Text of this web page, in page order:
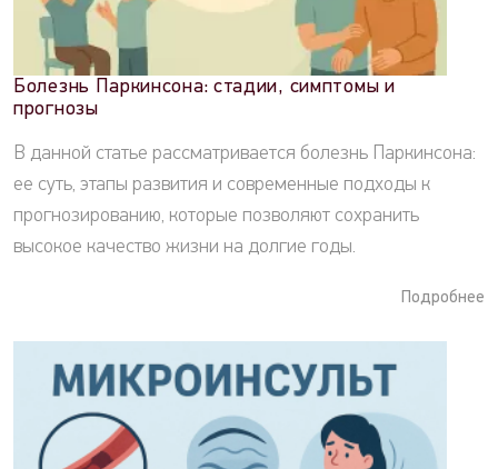
Болезнь Паркинсона: стадии, симптомы и
прогнозы
В данной статье рассматривается болезнь Паркинсона:
ее суть, этапы развития и современные подходы к
прогнозированию, которые позволяют сохранить
высокое качество жизни на долгие годы.
Подробнее